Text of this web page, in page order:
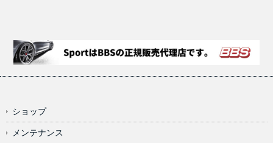
ショップ
メンテナンス